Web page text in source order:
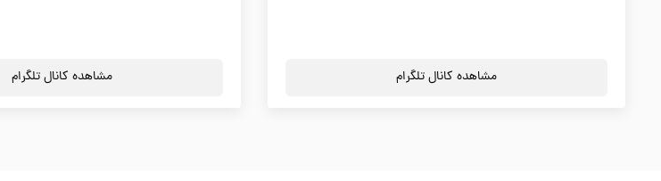
مشاهده کانال تلگرام مشاهده کانال تلگرام